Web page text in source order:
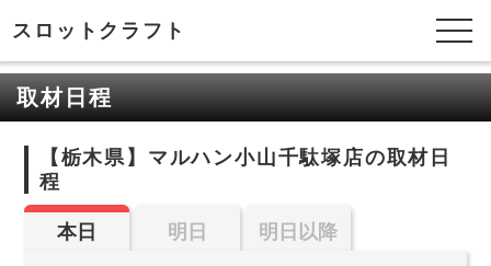
スロットクラフト
取材日程
【栃木県】マルハン小山千駄塚店の取材日
程
本日 明日 明日以降